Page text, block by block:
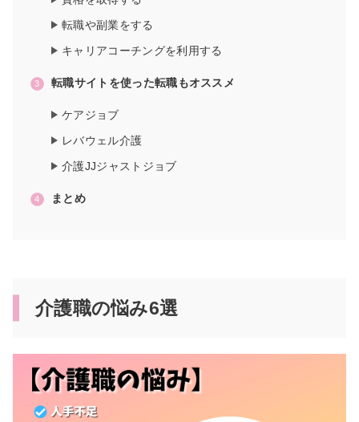
転職や副業をする
キャリアコーチングを利用する
転職サイトを使った転職もオススメ
ケアジョブ
レバウェル介護
介護JJジャストジョブ
まとめ
介護職の悩み6選